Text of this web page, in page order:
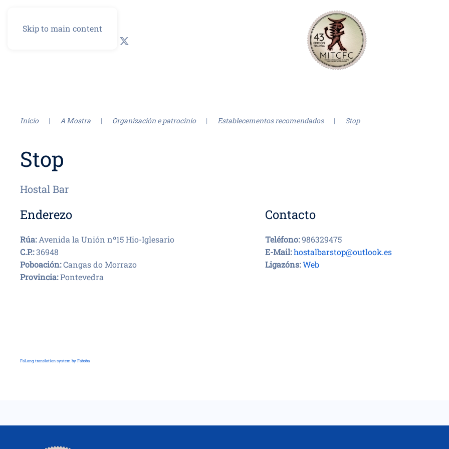
Skip to main content
Inicio A Mostra Organización e patrocinio Establecementos recomendados Stop
Stop
Hostal Bar
Enderezo
Rúa:Avenida la Unión nº15 Hio-Iglesario
C.P.:36948
Poboación:Cangas do Morrazo
Provincia:Pontevedra
Contacto
Teléfono:986329475
E-Mail:hostalbarstop@outlook.es
Ligazóns:Web
FaLang translation system by Faboba